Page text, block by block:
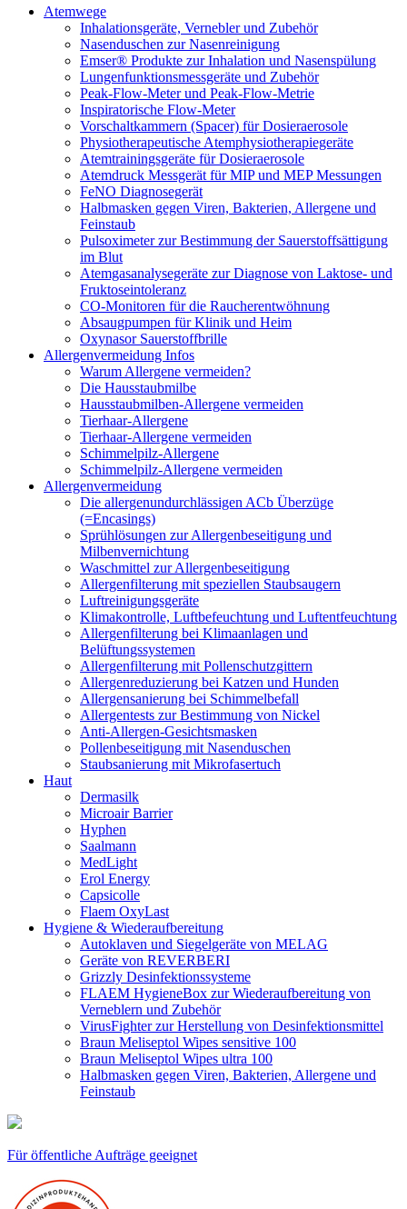
Atemwege
Inhalationsgeräte, Vernebler und Zubehör
Nasenduschen zur Nasenreinigung
Emser® Produkte zur Inhalation und Nasenspülung
Lungenfunktionsmessgeräte und Zubehör
Peak-Flow-Meter und Peak-Flow-Metrie
Inspiratorische Flow-Meter
Vorschaltkammern (Spacer) für Dosieraerosole
Physiotherapeutische Atemphysiotherapiegeräte
Atemtrainingsgeräte für Dosieraerosole
Atemdruck Messgerät für MIP und MEP Messungen
FeNO Diagnosegerät
Halbmasken gegen Viren, Bakterien, Allergene und
Feinstaub
Pulsoximeter zur Bestimmung der Sauerstoffsättigung
im Blut
Atemgasanalysegeräte zur Diagnose von Laktose- und
Fruktoseintoleranz
CO-Monitoren für die Raucherentwöhnung
Absaugpumpen für Klinik und Heim
Oxynasor Sauerstoffbrille
Allergenvermeidung Infos
Warum Allergene vermeiden?
Die Hausstaubmilbe
Hausstaubmilben-Allergene vermeiden
Tierhaar-Allergene
Tierhaar-Allergene vermeiden
Schimmelpilz-Allergene
Schimmelpilz-Allergene vermeiden
Allergenvermeidung
Die allergenundurchlässigen ACb Überzüge
(=Encasings)
Sprühlösungen zur Allergenbeseitigung und
Milbenvernichtung
Waschmittel zur Allergenbeseitigung
Allergenfilterung mit speziellen Staubsaugern
Luftreinigungsgeräte
Klimakontrolle, Luftbefeuchtung und Luftentfeuchtung
Allergenfilterung bei Klimaanlagen und
Belüftungssystemen
Allergenfilterung mit Pollenschutzgittern
Allergenreduzierung bei Katzen und Hunden
Allergensanierung bei Schimmelbefall
Allergentests zur Bestimmung von Nickel
Anti-Allergen-Gesichtsmasken
Pollenbeseitigung mit Nasenduschen
Staubsanierung mit Mikrofasertuch
Haut
Dermasilk
Microair Barrier
Hyphen
Saalmann
MedLight
Erol Energy
Capsicolle
Flaem OxyLast
Hygiene & Wiederaufbereitung
Autoklaven und Siegelgeräte von MELAG
Geräte von REVERBERI
Grizzly Desinfektionssysteme
FLAEM HygieneBox zur Wiederaufbereitung von
Verneblern und Zubehör
VirusFighter zur Herstellung von Desinfektionsmittel
Braun Meliseptol Wipes sensitive 100
Braun Meliseptol Wipes ultra 100
Halbmasken gegen Viren, Bakterien, Allergene und
Feinstaub
Für öffentliche Aufträge geeignet